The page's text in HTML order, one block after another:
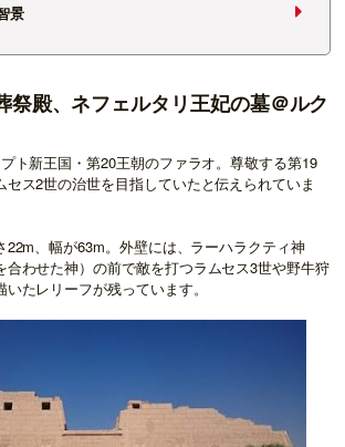
景
祭殿、ネフェルタリ王妃の墓＠ルク
ト新王国・第20王朝のファラオ。尊敬する第19
セス2世の治世を目指していたと伝えられていま
22m、幅が63m。外壁には、ラーハラクティ神
合わせた神）の前で敵を打つラムセス3世や野牛狩
たレリーフが残っています。